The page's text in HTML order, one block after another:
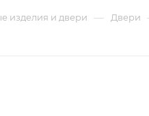
изделия и двери — Двери